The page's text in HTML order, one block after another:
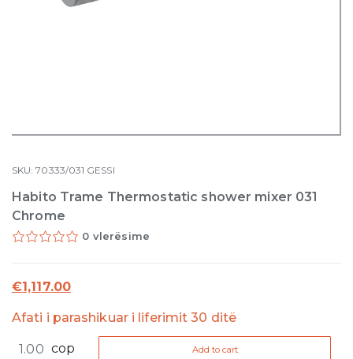
SKU:70333/031 GESSI
Habito Trame Thermostatic shower mixer 031
Chrome
0 vlerësime
€1,117.00
Afati i parashikuar i liferimit 30 ditë
Tramecop Add to cart